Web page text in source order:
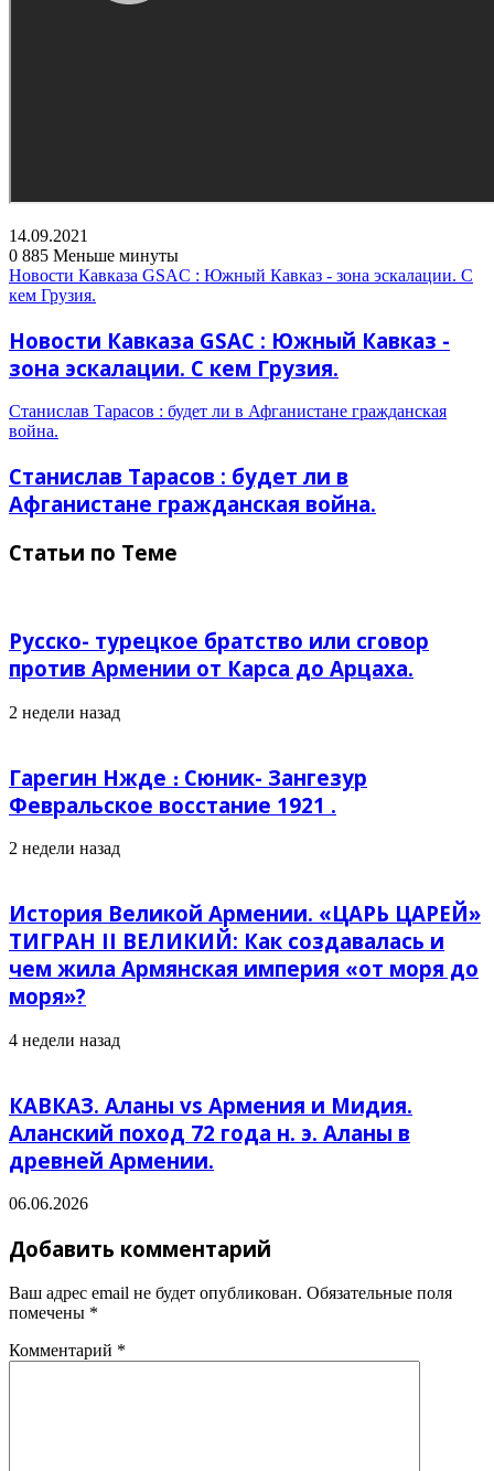
14.09.2021
0 885 Меньше минуты
Новости Кавказа GSAC : Южный Кавказ - зона эскалации. С
кем Грузия.
Новости Кавказа GSAC : Южный Кавказ -
зона эскалации. С кем Грузия.
Станислав Тарасов : будет ли в Афганистане гражданская
война.
Станислав Тарасов : будет ли в
Афганистане гражданская война.
Статьи по Теме
Русско- турецкое братство или сговор
против Армении от Карса до Арцаха.
2 недели назад
Гарегин Нжде ։ Сюник- Зангезур
Февральское восстание 1921 .
2 недели назад
История Великой Армении. «ЦАРЬ ЦАРЕЙ»
ТИГРАН II ВЕЛИКИЙ: Как создавалась и
чем жила Армянская империя «от моря до
моря»?
4 недели назад
КАВКАЗ. Аланы vs Армения и Мидия.
Аланский поход 72 года н. э. Аланы в
древней Армении.
06.06.2026
Добавить комментарий
Ваш адрес email не будет опубликован. Обязательные поля
помечены *
Комментарий *